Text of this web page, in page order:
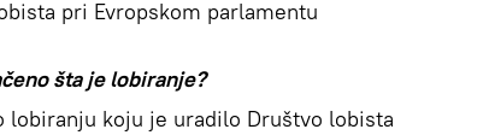
pri Evropskom parlamentu
šta je lobiranje?
koju je uradilo Društvo lobista